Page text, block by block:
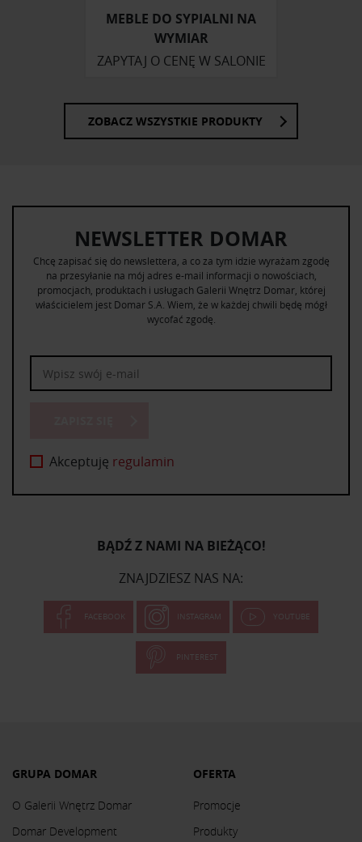
MEBLE DO SYPIALNI NA
WYMIAR
ZAPYTAJ O CENĘ W SALONIE
ZOBACZ WSZYSTKIE PRODUKTY
NEWSLETTER DOMAR
Chcę zapisać się do newslettera, a co za tym idzie wyrażam zgodę
na przesyłanie na mój adres e-mail informacji o nowościach,
promocjach, produktach i usługach Galerii Wnętrz Domar, której
właścicielem jest Domar S.A. Wiem, że w każdej chwili będę mógł
wycofać zgodę.
Akceptuję regulamin
BĄDŹ Z NAMI NA BIEŻĄCO!
ZNAJDZIESZ NAS NA:
FACEBOOK INSTAGRAM YOUTUBE
PINTEREST
GRUPA DOMAR
O Galerii Wnętrz Domar
Domar Development
OFERTA
Promocje
Produkty